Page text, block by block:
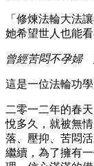
「修煉法輪大法
她希望世人也能
曾經苦悶不孕婦
這是一位法輪功
二零一二年的春
悅多久，就被無
落、壓抑、苦悶
繼續，為了擁有